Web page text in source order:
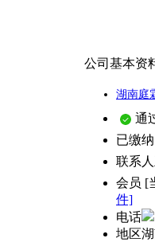
公司基本资
湖南庭
通
已缴纳
联系人
会员 [
件]
电话
地区